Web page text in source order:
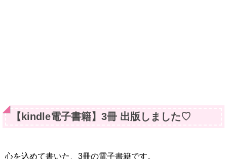
【kindle電子書籍】3冊 出版しました♡
心を込めて書いた、3冊の電子書籍です。